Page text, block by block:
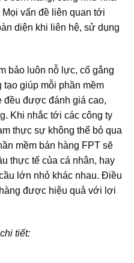
vấn đề liên quan tới
diện khi liên hệ, sử dụng
bảo luôn nỗ lực, cố gắng
giúp mỗi phần mềm
được đánh giá cao,
Khi nhắc tới các công ty
thực sự không thể bỏ qua
mềm bán hàng FPT sẽ
thực tế của cá nhân, hay
lớn nhỏ khác nhau. Điều
được hiệu quả với lợi
tiết: